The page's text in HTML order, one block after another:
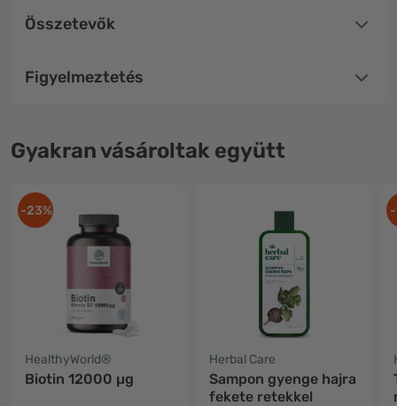
Összetevők
Figyelmeztetés
Gyakran vásároltak együtt
-23%
HealthyWorld®
Biotin 12000 µg
Herbal Care
Sampon gyenge hajra
fekete retekkel